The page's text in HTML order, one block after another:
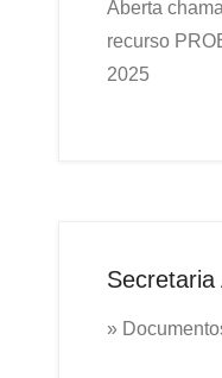
Aberta
recurso
2025
Secretaria
»